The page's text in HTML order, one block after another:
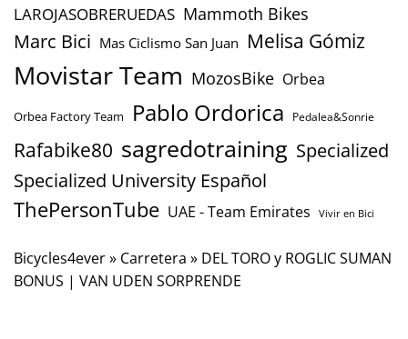
LAROJASOBRERUEDAS Mammoth Bikes
Marc Bici Mas Ciclismo San Juan Melisa Gómiz
Movistar Team MozosBike Orbea
Orbea Factory Team Pablo Ordorica Pedalea&Sonrie
Rafabike80 sagredotraining Specialized
Specialized University Español
ThePersonTube UAE - Team Emirates Vivir en Bici
Bicycles4ever» Carretera » DEL TORO y ROGLIC SUMAN
BONUS | VAN UDEN SORPRENDE